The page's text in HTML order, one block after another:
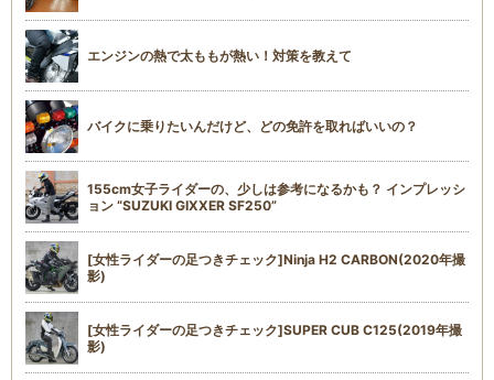
エンジンの熱で太ももが熱い！対策を教えて
バイクに乗りたいんだけど、どの免許を取ればいいの？
155cm女子ライダーの、少しは参考になるかも？ インプレッシ
ョン “SUZUKI GIXXER SF250”
[女性ライダーの足つきチェック]Ninja H2 CARBON(2020年撮
影)
[女性ライダーの足つきチェック]SUPER CUB C125(2019年撮
影)